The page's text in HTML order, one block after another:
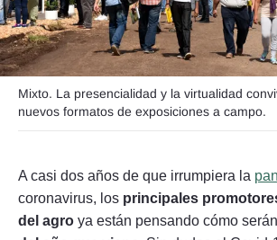
Mixto. La presencialidad y la virtualidad
nuevos formatos de exposiciones a campo.
A casi dos años de que irrumpiera la
coronavirus, los principales
del agro ya están pensando cómo